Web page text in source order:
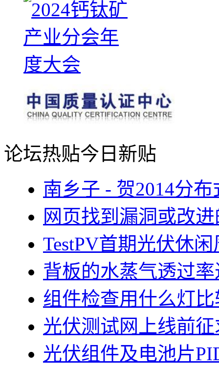
论坛热贴今日新贴
南乡子 - 贺2014分
网页找到漏洞或改
TestPV首期光伏休
背板的水蒸气透过
组件检查用什么灯
光伏测试网上线前
光伏组件及电池片